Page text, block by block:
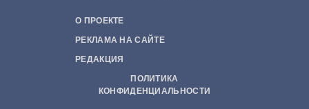
О ПРОЕКТЕ
РЕКЛАМА НА САЙТЕ
РЕДАКЦИЯ
ПОЛИТИКА
КОНФИДЕНЦИАЛЬНОСТИ